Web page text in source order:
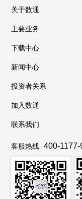
关于数通
主要业务
下载中心
新闻中心
投资者关系
加入数通
联系我们
客服热线 400-1177-